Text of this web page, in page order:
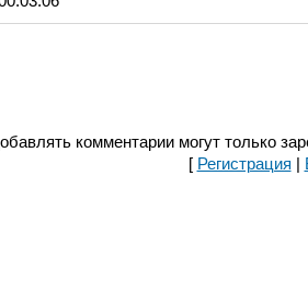
комментарии могут только
[ Регистрация